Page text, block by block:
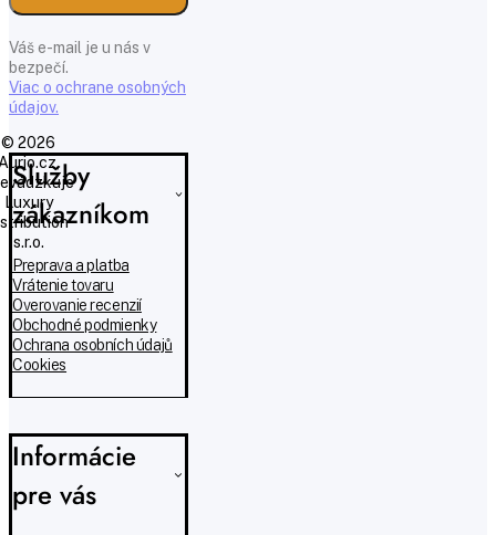
Služby
zákazníkom
Preprava a platba
Vrátenie tovaru
Overovanie recenzií
Obchodné podmienky
Ochrana osobních údajů
Cookies
Informácie
pre vás
Váš e-mail je u nás v
bezpečí.
Viac o ochrane osobných
údajov.
© 2026
Luxury
s.r.o.